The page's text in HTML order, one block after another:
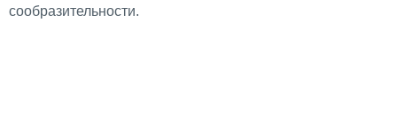
сообразительности.